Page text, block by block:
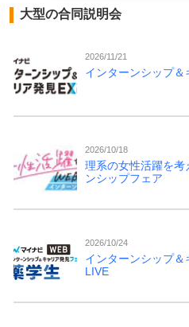
大型の合同説明会
2026/11/21
インターンシップ
2026/10/18
理系の女性活躍を考
ンシップフェア
2026/10/24
インターンシップ
LIVE